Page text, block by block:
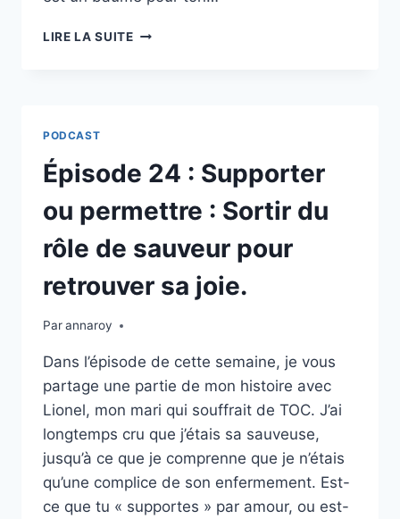
LIRE LA SUITEÉPISODE
PROCESSUS
DIVIN
DE
GUÉRISON
INTÉRIEURE
PODCAST
Épisode 24 : Supporter
ou permettre : Sortir du
rôle de sauveur pour
retrouver sa joie.
Parannaroy
Dans l’épisode de cette semaine, je vous
partage une partie de mon histoire avec
Lionel, mon mari qui souffrait de TOC. J’ai
longtemps cru que j’étais sa sauveuse,
jusqu’à ce que je comprenne que je n’étais
qu’une complice de son enfermement. Est-
ce que tu « supportes » par amour, ou est-